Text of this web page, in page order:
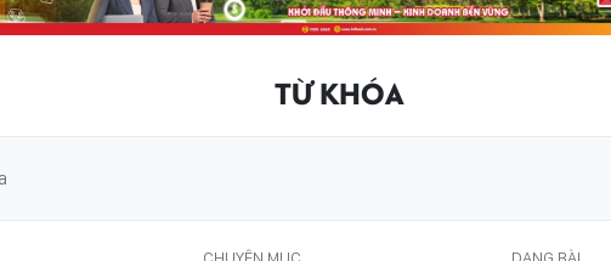
TỪ KHÓA